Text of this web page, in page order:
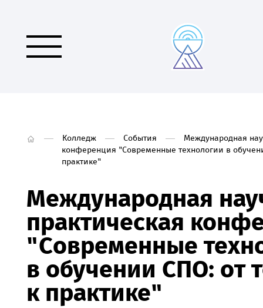
Колледж События
Международная
конференция "Современные технологии в
практике"
Международная
практическая
"Современные
в обучении СПО: от
к практике"